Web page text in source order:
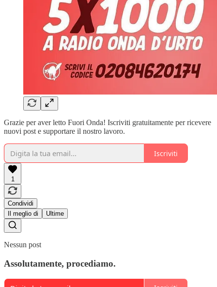
Grazie per aver letto Fuori Onda! Iscriviti gratuitamente per ricevere
nuovi post e supportare il nostro lavoro.
Iscriviti
1
Condividi
Il meglio di
Ultime
Nessun post
Assolutamente, procediamo.